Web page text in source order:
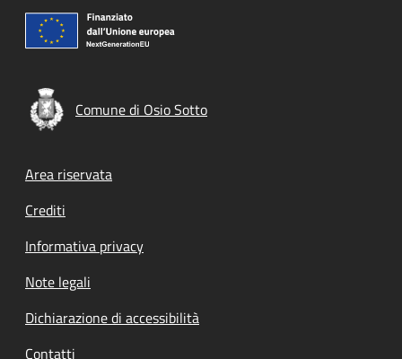
Comune di Osio Sotto
Footer menu
Area riservata
Crediti
Informativa privacy
Note legali
Dichiarazione di accessibilità
Contatti